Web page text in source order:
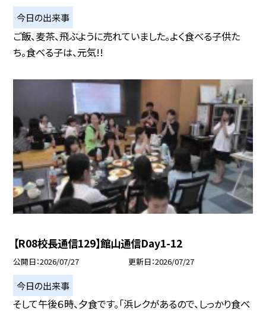
今日の出来事
ご飯、麦茶、飛ぶように売れていました。よく食べる子供た
ち。食べる子は、元気!!
【R08校長通信129】館山通信Day1-12
公開日 2026/07/27 更新日 2026/07/27
今日の出来事
そして午後６時、夕食です。「浜レクがあるので、しっかり食べ